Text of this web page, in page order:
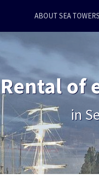
ABOUT SEA TOWERS
Rental of
in